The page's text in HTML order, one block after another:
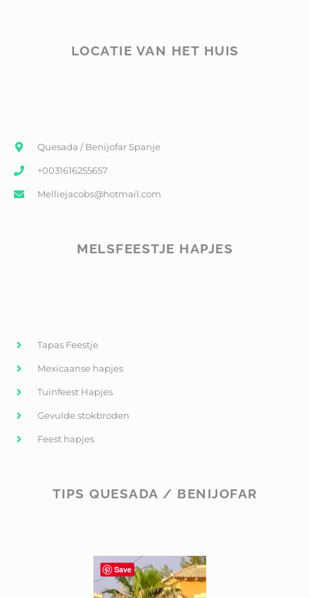
LOCATIE VAN HET HUIS
Quesada / Benijofar Spanje
+0031616255657
Melliejacobs@hotmail.com
MELSFEESTJE HAPJES
Tapas Feestje
Mexicaanse hapjes
Tuinfeest Hapjes
Gevulde stokbroden
Feest hapjes
TIPS QUESADA / BENIJOFAR
Save